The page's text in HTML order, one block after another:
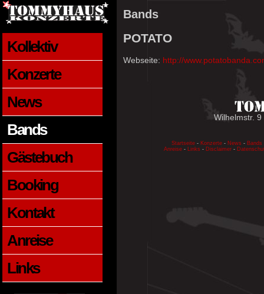
Kollektiv
Konzerte
News
Bands
Gästebuch
Booking
Kontakt
Anreise
Links
Bands
POTATO
Webseite: http://
Wilhelmstr.
Startseite - Konzerte - News - Bands
Anreise - Links - Disclaimer -